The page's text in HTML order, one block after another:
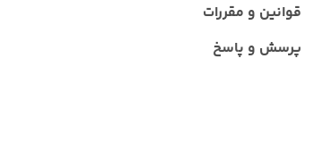
قوانین و مقررات
پرسش و پاسخ